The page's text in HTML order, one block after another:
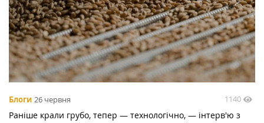
Блоги 26 червня 1140
Раніше крали грубо, тепер — технологічно, — інтерв'ю з